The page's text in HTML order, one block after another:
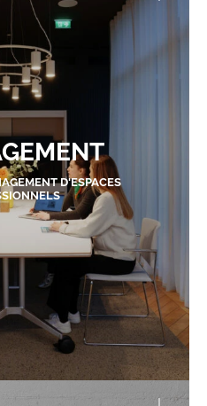
D'ESPACES